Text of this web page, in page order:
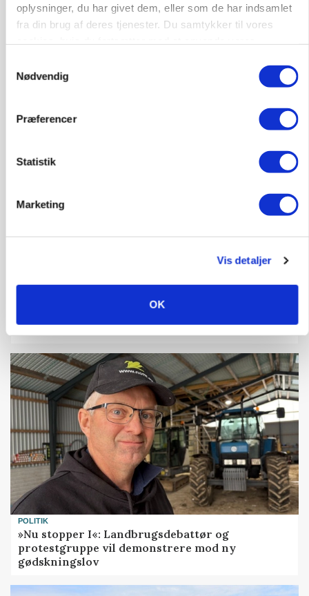
oplysninger, du har givet dem, eller som de har indsamlet
fra din brug af deres tjenester. Du samtykker til vores
Nødvendig
Præferencer
Statistik
Marketing
Vis detaljer
OK
Annonce
marked for biokul
POLITIK
»Nu stopper I«: Landbrugsdebattør og
protestgruppe vil demonstrere mod ny
gødskningslov